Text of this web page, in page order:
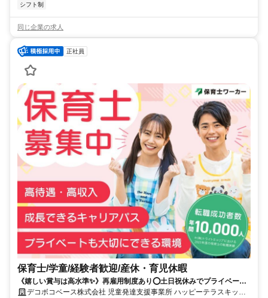
シフト制
同じ企業の求人
正社員
保育士/学童/経験者歓迎/産休・育児休暇
《嬉しい賞与は高水準✨》再雇用制度あり⭕土日祝休みでプライベート
充実⭕子どもたちと接することが好きな方必見です⭐彡
デコボコベース株式会社 児童発達支援事業所 ハッピーテラスキッズ